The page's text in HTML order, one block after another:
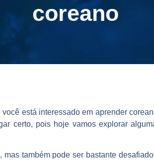
coreano
você está interessado em aprender
certo, pois hoje vamos explorar
também pode ser bastante